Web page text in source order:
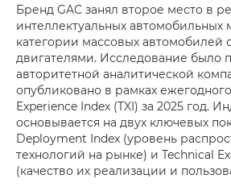
Бренд GAC занял второе место в
интеллектуальных автомобильных
категории массовых автомобилей
двигателями. Исследование было
авторитетной аналитической
опубликовано в рамках ежегодного
Experience Index (TXI) за 2025 год.
основывается на двух ключевых
Deployment Index (уровень
технологий на рынке) и Technical
(качество их реализации и